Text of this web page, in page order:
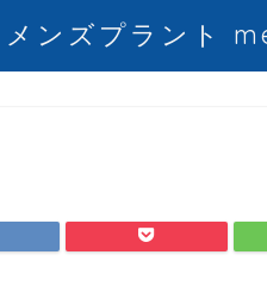
メンズプラント